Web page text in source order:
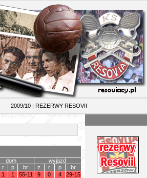
dom
wyjazd
r p br z r p
br
1 1 55-11 9 0 4
29-15